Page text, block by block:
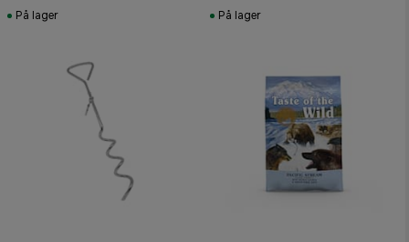
På lager
På lager